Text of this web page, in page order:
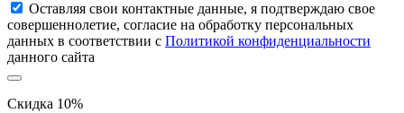
Оставляя свои контактные данные, я подтверждаю свое
совершеннолетие, согласие на обработку персональных
данных в соответствии с Политикой конфиденциальности
данного сайта
Скидка 10%